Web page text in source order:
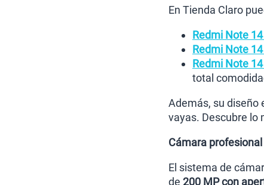
En Tienda Claro
Redmi Note
Redmi Note
Redmi Note 14
total
Además, su diseño
vayas. Descubre lo
Cámara
El sistema de
de 200 MP con